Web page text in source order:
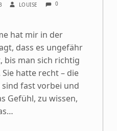
LOUISE 0
hat mir in der
dass es ungefähr
bis man sich richtig
hatte recht – die
fast vorbei und
Gefühl, zu wissen,